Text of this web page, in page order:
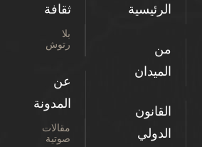
الرئيسية
من
الميدان
القانون
الدولي
ثقافة
بلا
رتوش
عن
المدونة
مقالات
صوتية